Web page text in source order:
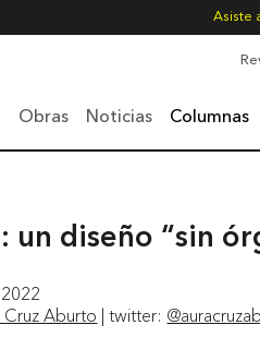
Asiste
Obras Noticias Columnas
un diseño “sin
Cruz Aburto | twitter: